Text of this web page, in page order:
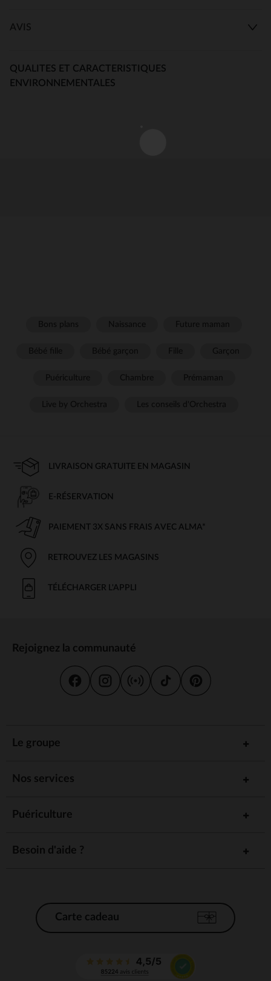
AVIS
QUALITES ET CARACTERISTIQUES
ENVIRONNEMENTALES
LIVRAISON GRATUITE EN MAGASIN
E-RÉSERVATION
PAIEMENT 3X SANS FRAIS AVEC ALMA*
RETROUVEZ LES MAGASINS
TÉLÉCHARGER L'APPLI
Rejoignez la communauté
Le groupe
Nos services
Puériculture
Besoin d'aide ?
Carte cadeau